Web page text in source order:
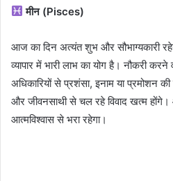
मीन (Pisces)
आज का दिन अत्यंत शुभ और सौभाग्यकारी
व्यापार में भारी लाभ का योग है। नौकरी
अधिकारियों से प्रशंसा, इनाम या प्रमोशन की
और जीवनसाथी से चल रहे विवाद खत्म
आत्मविश्वास से भरा रहेगा।